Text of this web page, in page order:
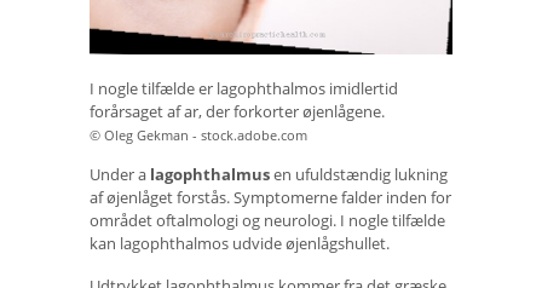
I nogle tilfælde er lagophthalmos imidlertid
forårsaget af ar, der forkorter øjenlågene.
© Oleg Gekman - stock.adobe.com
Under a lagophthalmusen ufuldstændig lukning
af øjenlåget forstås. Symptomerne falder inden for
området oftalmologi og neurologi. I nogle tilfælde
kan lagophthalmos udvide øjenlågshullet.